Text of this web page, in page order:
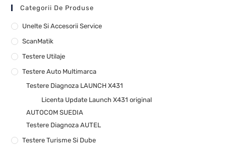
Categorii De Produse
Unelte Si Accesorii Service
ScanMatik
Testere Utilaje
Testere Auto Multimarca
Testere Diagnoza LAUNCH X431
Licenta Update Launch X431 original
AUTOCOM SUEDIA
Testere Diagnoza AUTEL
Testere Turisme Si Dube